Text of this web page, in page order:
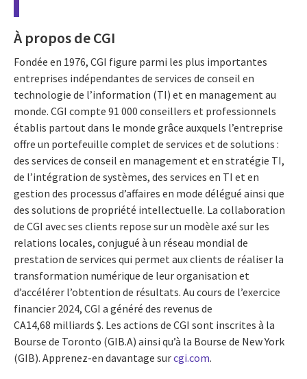
À propos de CGI
Fondée en 1976, CGI figure parmi les plus importantes
entreprises indépendantes de services de conseil en
technologie de l’information (TI) et en management au
monde. CGI compte 91 000 conseillers et professionnels
établis partout dans le monde grâce auxquels l’entreprise
offre un portefeuille complet de services et de solutions :
des services de conseil en management et en stratégie TI,
de l’intégration de systèmes, des services en TI et en
gestion des processus d’affaires en mode délégué ainsi que
des solutions de propriété intellectuelle. La collaboration
de CGI avec ses clients repose sur un modèle axé sur les
relations locales, conjugué à un réseau mondial de
prestation de services qui permet aux clients de réaliser la
transformation numérique de leur organisation et
d’accélérer l’obtention de résultats. Au cours de l’exercice
financier 2024, CGI a généré des revenus de
CA14,68 milliards $. Les actions de CGI sont inscrites à la
Bourse de Toronto (GIB.A) ainsi qu’à la Bourse de New York
(GIB). Apprenez-en davantage surcgi.com.